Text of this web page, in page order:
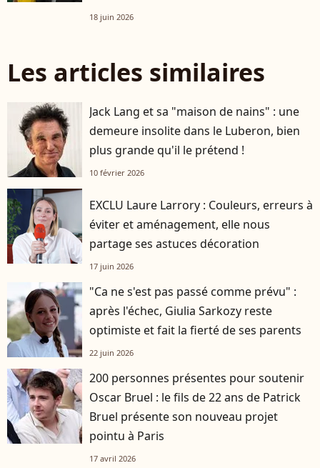
18 juin 2026
Les articles similaires
Jack Lang et sa "maison de nains" : une
demeure insolite dans le Luberon, bien
plus grande qu'il le prétend !
10 février 2026
EXCLU Laure Larrory : Couleurs, erreurs à
éviter et aménagement, elle nous
partage ses astuces décoration
17 juin 2026
"Ca ne s'est pas passé comme prévu" :
après l'échec, Giulia Sarkozy reste
optimiste et fait la fierté de ses parents
22 juin 2026
200 personnes présentes pour soutenir
Oscar Bruel : le fils de 22 ans de Patrick
Bruel présente son nouveau projet
pointu à Paris
17 avril 2026